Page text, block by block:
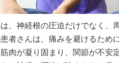
、神経根の圧迫だけでなく、
者さんは、痛みを避けるため
肉が凝り固まり、関節が不安